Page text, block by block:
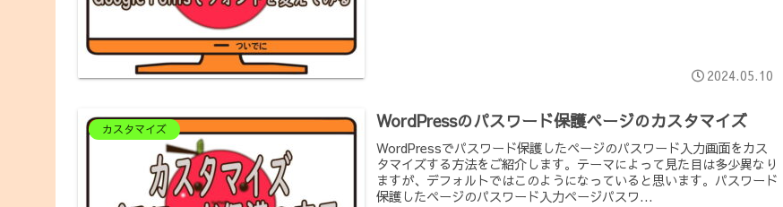
2024.05.10
カスタマイズ WordPressのパスワード保護ページのカスタマイズ
WordPressでパスワード保護したページのパスワード入力画面をカス
タマイズする方法をご紹介します。テーマによって見た目は多少異なり
ますが、デフォルトではこのようになっていると思います。パスワード
保護したページのパスワード入力ページパスワ...